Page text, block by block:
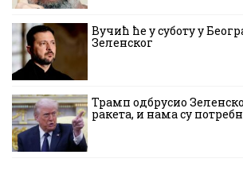
Вучић ће у суботу у
Зеленског
Трамп одбрусио
ракета, и нама су